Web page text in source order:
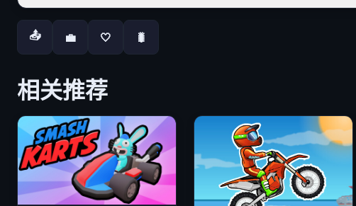
📤 💼 🤍 🐛
相关推荐